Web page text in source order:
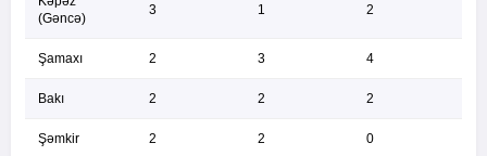
(Gəncə)
3 1 2
Şamaxı 2 3 4
Bakı 2 2 2
Şəmkir 2 2 0